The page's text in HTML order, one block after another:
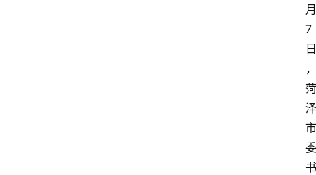
月
7
日
，
菏
泽
市
委
书